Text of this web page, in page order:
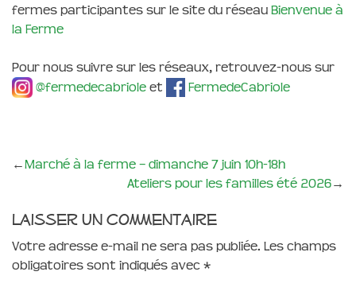
fermes participantes sur le site du réseau Bienvenue à
la Ferme
Pour nous suivre sur les réseaux, retrouvez-nous sur
@fermedecabriole et FermedeCabriole
←Marché à la ferme – dimanche 7 juin 10h-18h
Ateliers pour les familles été 2026→
Laisser un commentaire
Votre adresse e-mail ne sera pas publiée. Les champs
obligatoires sont indiqués avec *